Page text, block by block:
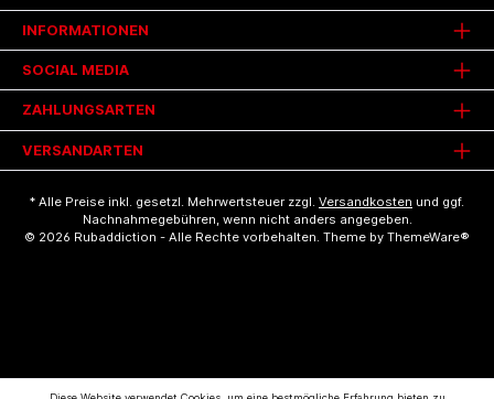
INFORMATIONEN
SOCIAL MEDIA
ZAHLUNGSARTEN
VERSANDARTEN
* Alle Preise inkl. gesetzl. Mehrwertsteuer zzgl. Versandkosten und ggf.
Nachnahmegebühren, wenn nicht anders angegeben.
© 2026 Rubaddiction - Alle Rechte vorbehalten. Theme by ThemeWare®